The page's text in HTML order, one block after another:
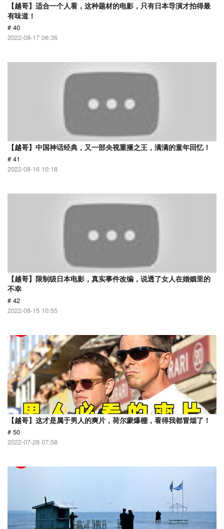
【越哥】适合一个人看，这种题材的电影，只有日本导演才拍得最
有味道！
# 40
2022-08-17 06:36
【越哥】中国神话经典，又一部央视重播之王，满满的童年回忆！
# 41
2022-08-16 10:18
【越哥】限制级日本电影，真实事件改编，说透了女人在婚姻里的
不幸
# 42
2022-08-15 10:55
【越哥】这才是属于男人的爽片，荷尔蒙爆棚，看得我都冒烟了！
# 50
2022-07-28 07:58